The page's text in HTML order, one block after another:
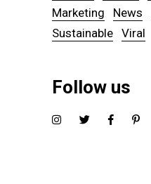
Marketing
News
Sustainable Viral
Follow us